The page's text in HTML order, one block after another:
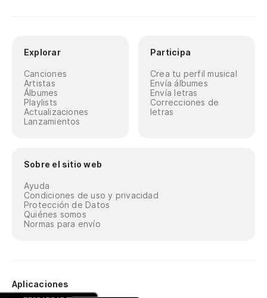
Explorar
Canciones
Artistas
Álbumes
Playlists
Actualizaciones
Lanzamientos
Participa
Crea tu perfil musical
Envía álbumes
Envía letras
Correcciones de
letras
Sobre el sitio web
Ayuda
Condiciones de uso y privacidad
Protección de Datos
Quiénes somos
Normas para envío
Aplicaciones